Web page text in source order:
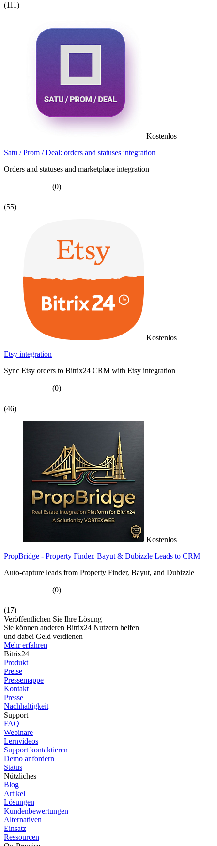
(111)
Kostenlos
Satu / Prom / Deal: orders and statuses integration
Orders and statuses and marketplace integration
(0)
(55)
Kostenlos
Etsy integration
Sync Etsy orders to Bitrix24 CRM with Etsy integration
(0)
(46)
Kostenlos
PropBridge - Property Finder, Bayut & Dubizzle Leads to CRM
Auto-capture leads from Property Finder, Bayut, and Dubizzle
(0)
(17)
Veröffentlichen Sie Ihre Lösung
Sie können anderen Bitrix24 Nutzern helfen
und dabei Geld verdienen
Mehr erfahren
Bitrix24
Produkt
Preise
Pressemappe
Kontakt
Presse
Nachhaltigkeit
Support
FAQ
Webinare
Lernvideos
Support kontaktieren
Demo anfordern
Status
Nützliches
Blog
Artikel
Lösungen
Kundenbewertungen
Alternativen
Einsatz
Ressourcen